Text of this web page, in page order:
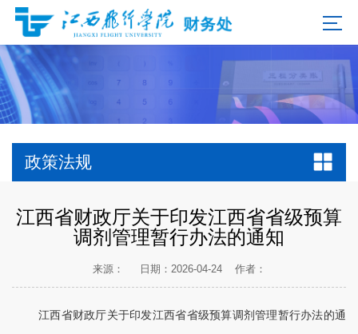
政策法规
江西省财政厅关于印发江西省省级预算
调剂管理暂行办法的通知
来源： 日期：2026-04-24 作者：
江西省财政厅关于印发江西省省级预算调剂管理暂行办法的通